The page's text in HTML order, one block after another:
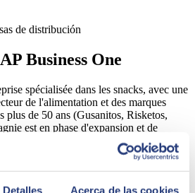
Detalles Acerca de las cookies
de distribución
Business One
spécialisée dans les snacks, avec une
de l'alimentation et des marques
plus de 50 ans (Gusanitos, Risketos,
est en phase d'expansion et de
avait besoin d'un ERP permettant
une fiabilité des processus et une
d'avoir une meilleure visibilité des